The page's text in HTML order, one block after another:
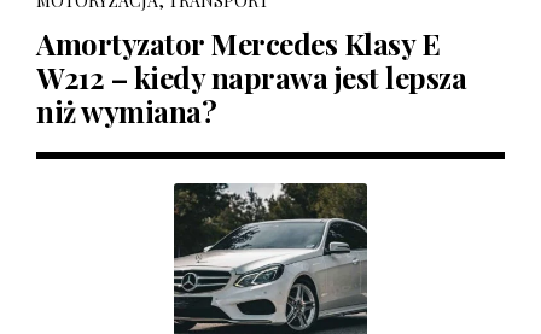
Amortyzator Mercedes Klasy E
W212 – kiedy naprawa jest lepsza
niż wymiana?